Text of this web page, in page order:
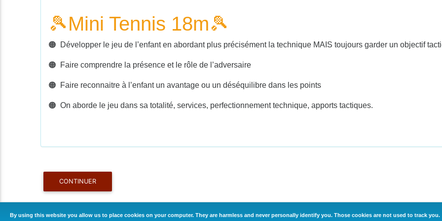
🎾Mini Tennis 18m🎾
🟠 Développer le jeu de l’enfant en abordant plus précisément la technique MAIS toujours garder un objectif
🟠 Faire comprendre la présence et le rôle de l’adversaire
🟠 Faire reconnaitre à l’enfant un avantage ou un déséquilibre dans les points
🟠 On aborde le jeu dans sa totalité, services, perfectionnement technique, apports tactiques.
CONTINUER
By using this website you allow us to place cookies on your computer. They are harmless and never personally identify you. Those cookies are not used to track you.